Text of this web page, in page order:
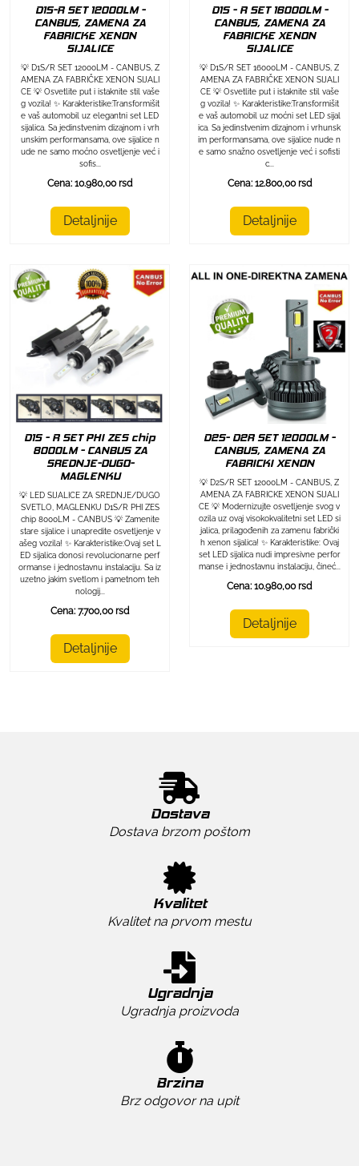
D1S-R SET 12000LM -
CANBUS, ZAMENA ZA
FABRICKE XENON
SIJALICE
💡 D1S/R SET 12000LM - CANBUS, Z
AMENA ZA FABRIČKE XENON SIJALI
CE 💡 Osvetlite put i istaknite stil vaše
g vozila! ✨ Karakteristike:Transformišit
e vaš automobil uz elegantni set LED
sijalica. Sa jedinstvenim dizajnom i vrh
unskim performansama, ove sijalice n
ude ne samo moćno osvetljenje već i
sofis...
Cena: 10.980,00 rsd
Detaljnije
D1S - R SET 16000LM -
CANBUS, ZAMENA ZA
FABRICKE XENON
SIJALICE
💡 D1S/R SET 16000LM - CANBUS, Z
AMENA ZA FABRIČKE XENON SIJALI
CE 💡 Osvetlite put i istaknite stil vaše
g vozila! ✨ Karakteristike:Transformišit
e vaš automobil uz moćni set LED sijal
ica. Sa jedinstvenim dizajnom i vrhunsk
im performansama, ove sijalice nude n
e samo snažno osvetljenje već i sofisti
c...
Cena: 12.800,00 rsd
Detaljnije
D1S - R SET PHI ZES chip
8000LM - CANBUS ZA
SREDNJE-DUGO-
MAGLENKU
💡 LED SIJALICE ZA SREDNJE/DUGO
SVETLO, MAGLENKU D1S/R PHI ZES
chip 8000LM - CANBUS 💡 Zamenite
stare sijalice i unapredite osvetljenje v
ašeg vozila! ✨ Karakteristike:Ovaj set L
ED sijalica donosi revolucionarne perf
ormanse i jednostavnu instalaciju. Sa iz
uzetno jakim svetlom i pametnom teh
nologij...
Cena: 7.700,00 rsd
Detaljnije
D2S- D2R SET 12000LM -
CANBUS, ZAMENA ZA
FABRICKI XENON
💡 D2S/R SET 12000LM - CANBUS, Z
AMENA ZA FABRICKE XENON SIJALI
CE 💡 Modernizujte osvetljenje svog v
ozila uz ovaj visokokvalitetni set LED si
jalica, prilagođenih za zamenu fabrički
h xenon sijalica! ✨ Karakteristike: Ovaj
set LED sijalica nudi impresivne perfor
manse i jednostavnu instalaciju, čineć...
Cena: 10.980,00 rsd
Detaljnije
Dostava
Dostava brzom poštom
Kvalitet
Kvalitet na prvom mestu
Ugradnja
Ugradnja proizvoda
Brzina
Brz odgovor na upit